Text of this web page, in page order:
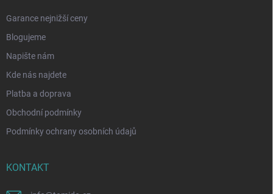
Garance nejnižší ceny
Blogujeme
Napište nám
Kde nás najdete
Platba a doprava
Obchodní podmínky
Podmínky ochrany osobních údajů
KONTAKT